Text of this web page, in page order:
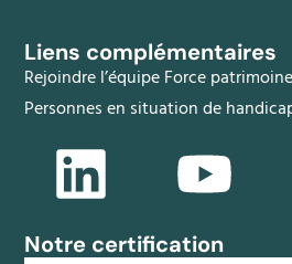
Liens complémentaires
Rejoindre l’équipe Force patrimoine
Personnes en situation de
Notre certification